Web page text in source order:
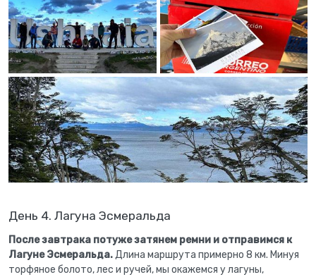
День 4. Лагуна Эсмеральда
После завтрака потуже затянем ремни и отправимся к
Лагуне Эсмеральда.Длина маршрута примерно 8 км. Минуя
торфяное болото, лес и ручей, мы окажемся у лагуны,